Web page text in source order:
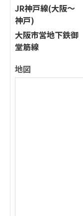
JR神戸線(大阪～
神戸)
大阪市営地下鉄御
堂筋線
地図